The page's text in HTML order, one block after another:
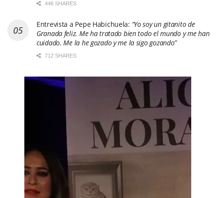
446 SHARES
Entrevista a Pepe Habichuela: “Yo soy un gitanito de
Granada feliz. Me ha tratado bien todo el mundo y me han
cuidado. Me la he gozado y me la sigo gozando”
712 SHARES